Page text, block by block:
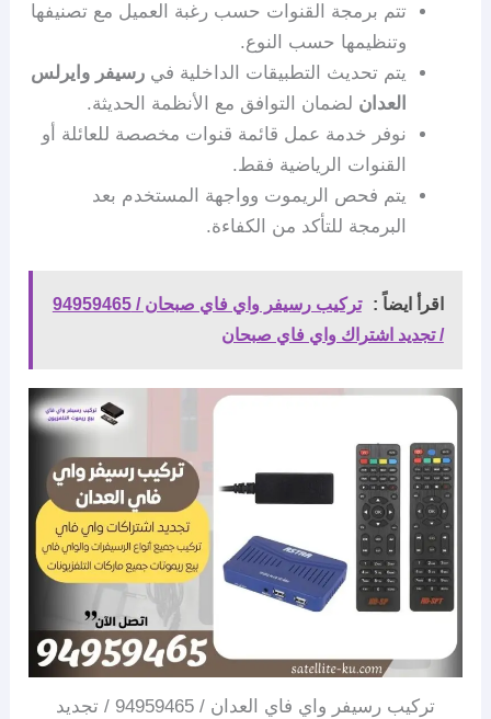
تتم برمجة القنوات حسب رغبة العميل مع تصنيفها
وتنظيمها حسب النوع.
يتم تحديث التطبيقات الداخلية فيرسيفر وايرلس
العدان لضمان التوافق مع الأنظمة الحديثة.
نوفر خدمة عمل قائمة قنوات مخصصة للعائلة أو
القنوات الرياضية فقط.
يتم فحص الريموت وواجهة المستخدم بعد
البرمجة للتأكد من الكفاءة.
اقرأ ايضاً :
تركيب رسيفر واي فاي صبحان / 94959465
/ تجديد اشتراك واي فاي صبحان
تركيب رسيفر واي فاي العدان / 94959465 / تجديد